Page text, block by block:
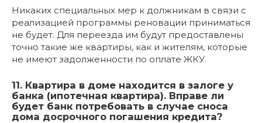
Никаких специальных мер к должникам в связи с
реализацией программы реновации приниматься
не будет. Для переезда им будут предоставлены
точно такие же квартиры, как и жителям, которые
не имеют задолженности по оплате ЖКУ.
11. Квартира в доме находится в залоге у
банка (ипотечная квартира). Вправе ли
будет банк потребовать в случае сноса
дома досрочного погашения кредита?